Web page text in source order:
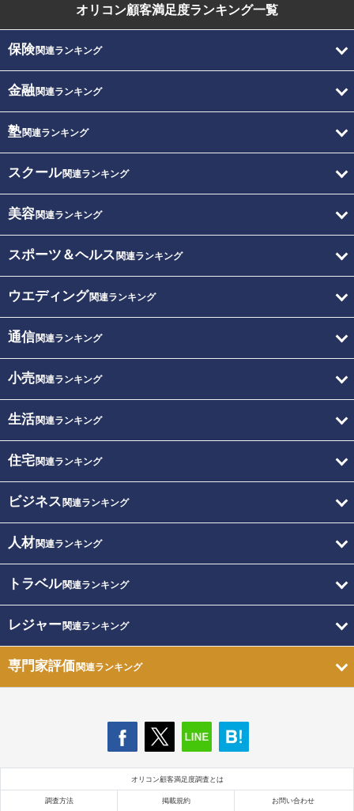
オリコン顧客満足度ランキング一覧
保険関連ランキング
金融関連ランキング
塾関連ランキング
スクール関連ランキング
美容関連ランキング
スポーツ＆ヘルス 関連ランキング
ウエディング関連ランキング
通信関連ランキング
小売関連ランキング
生活関連ランキング
住宅関連ランキング
ビジネス 関連ランキング
人材関連ランキング
トラベル関連ランキング
レジャー関連ランキング
専門家評価関連ランキング
オリコン顧客満足度調査とは
調査方法 掲載規約 お問い合わせ